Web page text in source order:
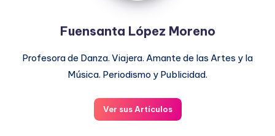
Fuensanta López Moreno
Profesora de Danza. Viajera. Amante de las Artes y la
Música. Periodismo y Publicidad.
Ver sus Artículos